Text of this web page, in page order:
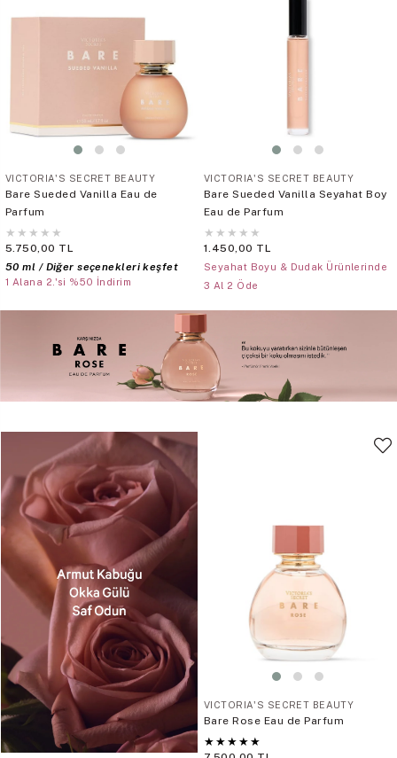
VICTORIA'S SECRET BEAUTY
Bare Sueded Vanilla Eau de
Parfum
★ ★ ★ ★ ★
5.750,00 TL
50 ml / Diğer seçenekleri keşfet
1 Alana 2.'si %50 İndirim
VICTORIA'S SECRET BEAUTY
Bare Sueded Vanilla Seyahat Boy
Eau de Parfum
★ ★ ★ ★ ★
1.450,00 TL
Seyahat Boyu & Dudak Ürünlerinde
3 Al 2 Öde
VICTORIA'S SECRET BEAUTY
Bare Rose Eau de Parfum
★ ★ ★ ★ ★